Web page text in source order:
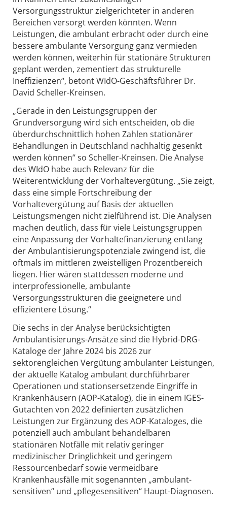
Versorgungsstruktur zielgerichteter in anderen
Bereichen versorgt werden könnten. Wenn
Leistungen, die ambulant erbracht oder durch eine
bessere ambulante Versorgung ganz vermieden
werden können, weiterhin für stationäre Strukturen
geplant werden, zementiert das strukturelle
Ineffizienzen“, betont WIdO-Geschäftsführer Dr.
David Scheller-Kreinsen.
„Gerade in den Leistungsgruppen der
Grundversorgung wird sich entscheiden, ob die
überdurchschnittlich hohen Zahlen stationärer
Behandlungen in Deutschland nachhaltig gesenkt
werden können“ so Scheller-Kreinsen. Die Analyse
des WIdO habe auch Relevanz für die
Weiterentwicklung der Vorhaltevergütung. „Sie zeigt,
dass eine simple Fortschreibung der
Vorhaltevergütung auf Basis der aktuellen
Leistungsmengen nicht zielführend ist. Die Analysen
machen deutlich, dass für viele Leistungsgruppen
eine Anpassung der Vorhaltefinanzierung entlang
der Ambulantisierungspotenziale zwingend ist, die
oftmals im mittleren zweistelligen Prozentbereich
liegen. Hier wären stattdessen moderne und
interprofessionelle, ambulante
Versorgungsstrukturen die geeignetere und
effizientere Lösung.“
Die sechs in der Analyse berücksichtigten
Ambulantisierungs-Ansätze sind die Hybrid-DRG-
Kataloge der Jahre 2024 bis 2026 zur
sektorengleichen Vergütung ambulanter Leistungen,
der aktuelle Katalog ambulant durchführbarer
Operationen und stationsersetzende Eingriffe in
Krankenhäusern (AOP-Katalog), die in einem IGES-
Gutachten von 2022 definierten zusätzlichen
Leistungen zur Ergänzung des AOP-Kataloges, die
potenziell auch ambulant behandelbaren
stationären Notfälle mit relativ geringer
medizinischer Dringlichkeit und geringem
Ressourcenbedarf sowie vermeidbare
Krankenhausfälle mit sogenannten „ambulant-
sensitiven“ und „pflegesensitiven“ Haupt-Diagnosen.